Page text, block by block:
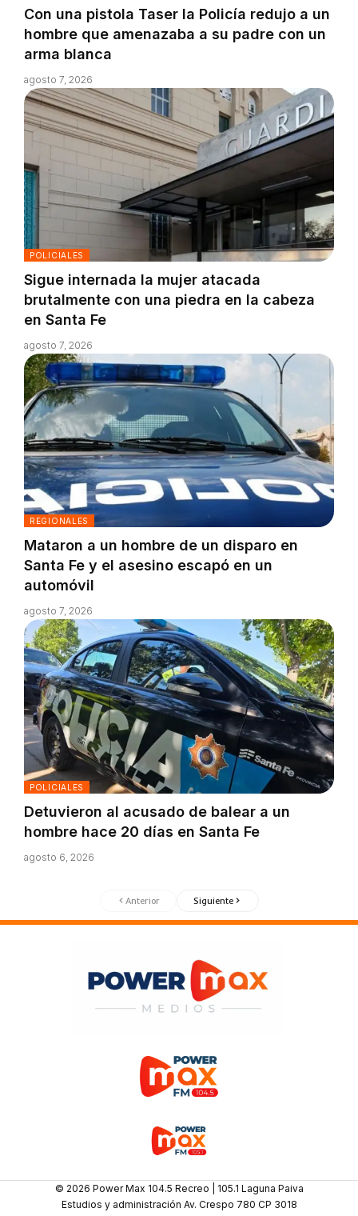
Con una pistola Taser la Policía redujo a un
hombre que amenazaba a su padre con un
arma blanca
agosto 7, 2026
POLICIALES
Sigue internada la mujer atacada
brutalmente con una piedra en la cabeza
en Santa Fe
agosto 7, 2026
REGIONALES
Mataron a un hombre de un disparo en
Santa Fe y el asesino escapó en un
automóvil
agosto 7, 2026
POLICIALES
Detuvieron al acusado de balear a un
hombre hace 20 días en Santa Fe
agosto 6, 2026
Anterior Siguiente
© 2026 Power Max 104.5 Recreo | 105.1 Laguna Paiva
Estudios y administración Av. Crespo 780 CP 3018